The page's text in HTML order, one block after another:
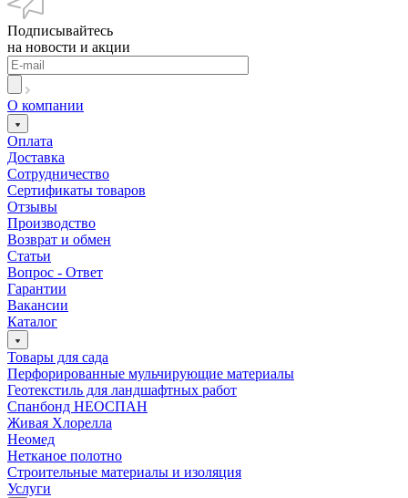
Подписывайтесь
на новости и акции
О компании
Оплата
Доставка
Сотрудничество
Сертификаты товаров
Отзывы
Производство
Возврат и обмен
Статьи
Вопрос - Ответ
Гарантии
Вакансии
Каталог
Товары для сада
Перфорированные мульчирующие материалы
Геотекстиль для ландшафтных работ
Спанбонд НЕОСПАН
Живая Хлорелла
Нeомед
Нетканое полотно
Строительные материалы и изоляция
Услуги